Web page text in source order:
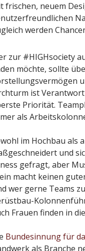
frischen, neuem
werden
zur #HIGHsociety
möchte, sollte
ist
Priorität.
als
im Hochbau als
und
gefragt, aber
macht keinen
wer gerne Teams
Frauen finden in
Bundesinnung für
als Branche